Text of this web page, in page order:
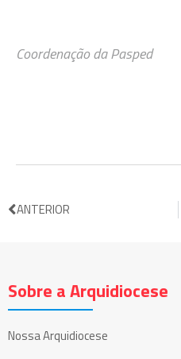
Coordenação da Pasped
ANTERIOR
Sobre a Arquidiocese
Nossa Arquidiocese